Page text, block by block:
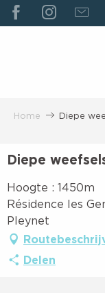
ALLER
AU
Home Diepe
Diepe
Hoogte : 1450m
Résidence les
Pleynet
Delen